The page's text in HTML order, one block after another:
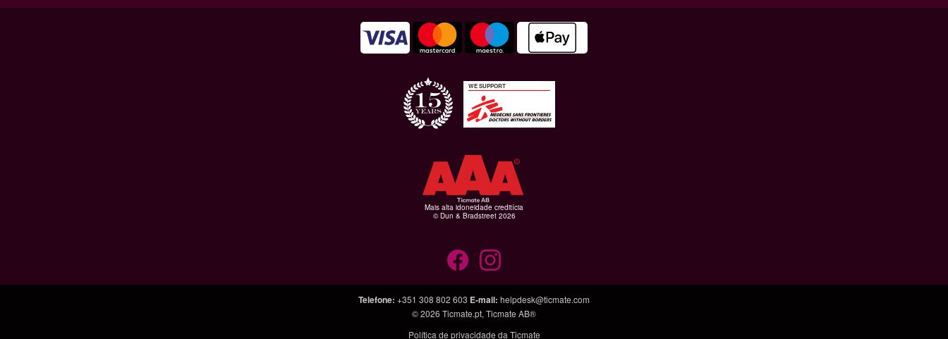
WE SUPPORT
Mais alta idoneidade creditícia
© Dun & Bradstreet 2026
Telefone: +351 308 802 603 E-mail: helpdesk@ticmate.com
© 2026 Ticmate.pt, Ticmate AB®
Política de privacidade da Ticmate